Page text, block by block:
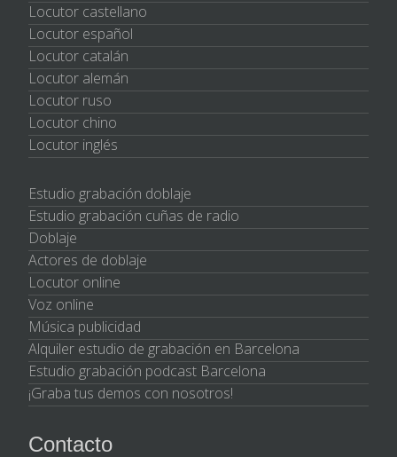
Locutor castellano
Locutor español
Locutor catalán
Locutor alemán
Locutor ruso
Locutor chino
Locutor inglés
Estudio grabación doblaje
Estudio grabación cuñas de radio
Doblaje
Actores de doblaje
Locutor online
Voz online
Música publicidad
Alquiler estudio de grabación en Barcelona
Estudio grabación podcast Barcelona
¡Graba tus demos con nosotros!
Contacto